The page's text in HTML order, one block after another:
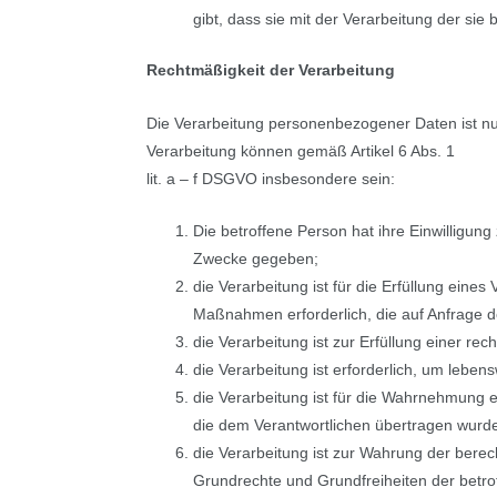
gibt, dass sie mit der Verarbeitung der sie
Rechtmäßigkeit der Verarbeitung
Die Verarbeitung personenbezogener Daten ist
Verarbeitung können gemäß Artikel 6 Abs. 1
lit. a – f DSGVO insbesondere sein:
Die betroffene Person hat ihre
Zwecke gegeben;
die Verarbeitung ist für die Erfüllung eines
Maßnahmen erforderlich, die auf Anfrage
die Verarbeitung ist zur Erfüllung einer
die Verarbeitung ist erforderlich, um
die Verarbeitung ist für die Wahrnehmung
die dem Verantwortlichen übertragen
die Verarbeitung ist zur Wahrung der
Grundrechte und Grundfreiheiten der